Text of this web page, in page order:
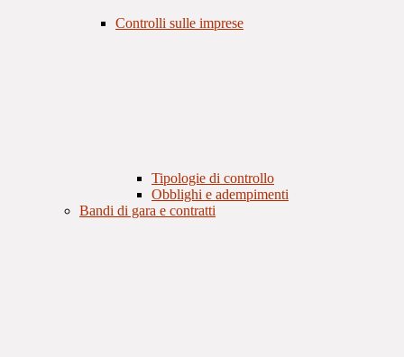
Controlli sulle imprese
Tipologie di controllo
Obblighi e adempimenti
Bandi di gara e contratti